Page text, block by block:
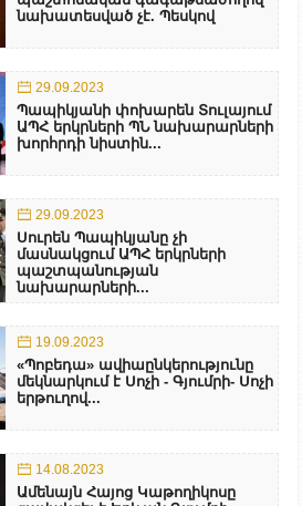
նախատեսված չէ. Պեսկով
29.09.2023
Պապիկյանի փոխարեն Տուլայում
ԱՊՀ երկրների ՊՆ նախարարների
խորհրդի նիստին...
29.09.2023
Սուրեն Պապիկյանը չի
մասնակցում ԱՊՀ երկրների
պաշտպանության
նախարարների...
19.09.2023
«Պոբեդա» ավիաընկերությունը
մեկնարկում է Սոչի - Գյումրի- Սոչի
երթուղով...
14.08.2023
Ամենայն Հայոց Կաթողիկոսը